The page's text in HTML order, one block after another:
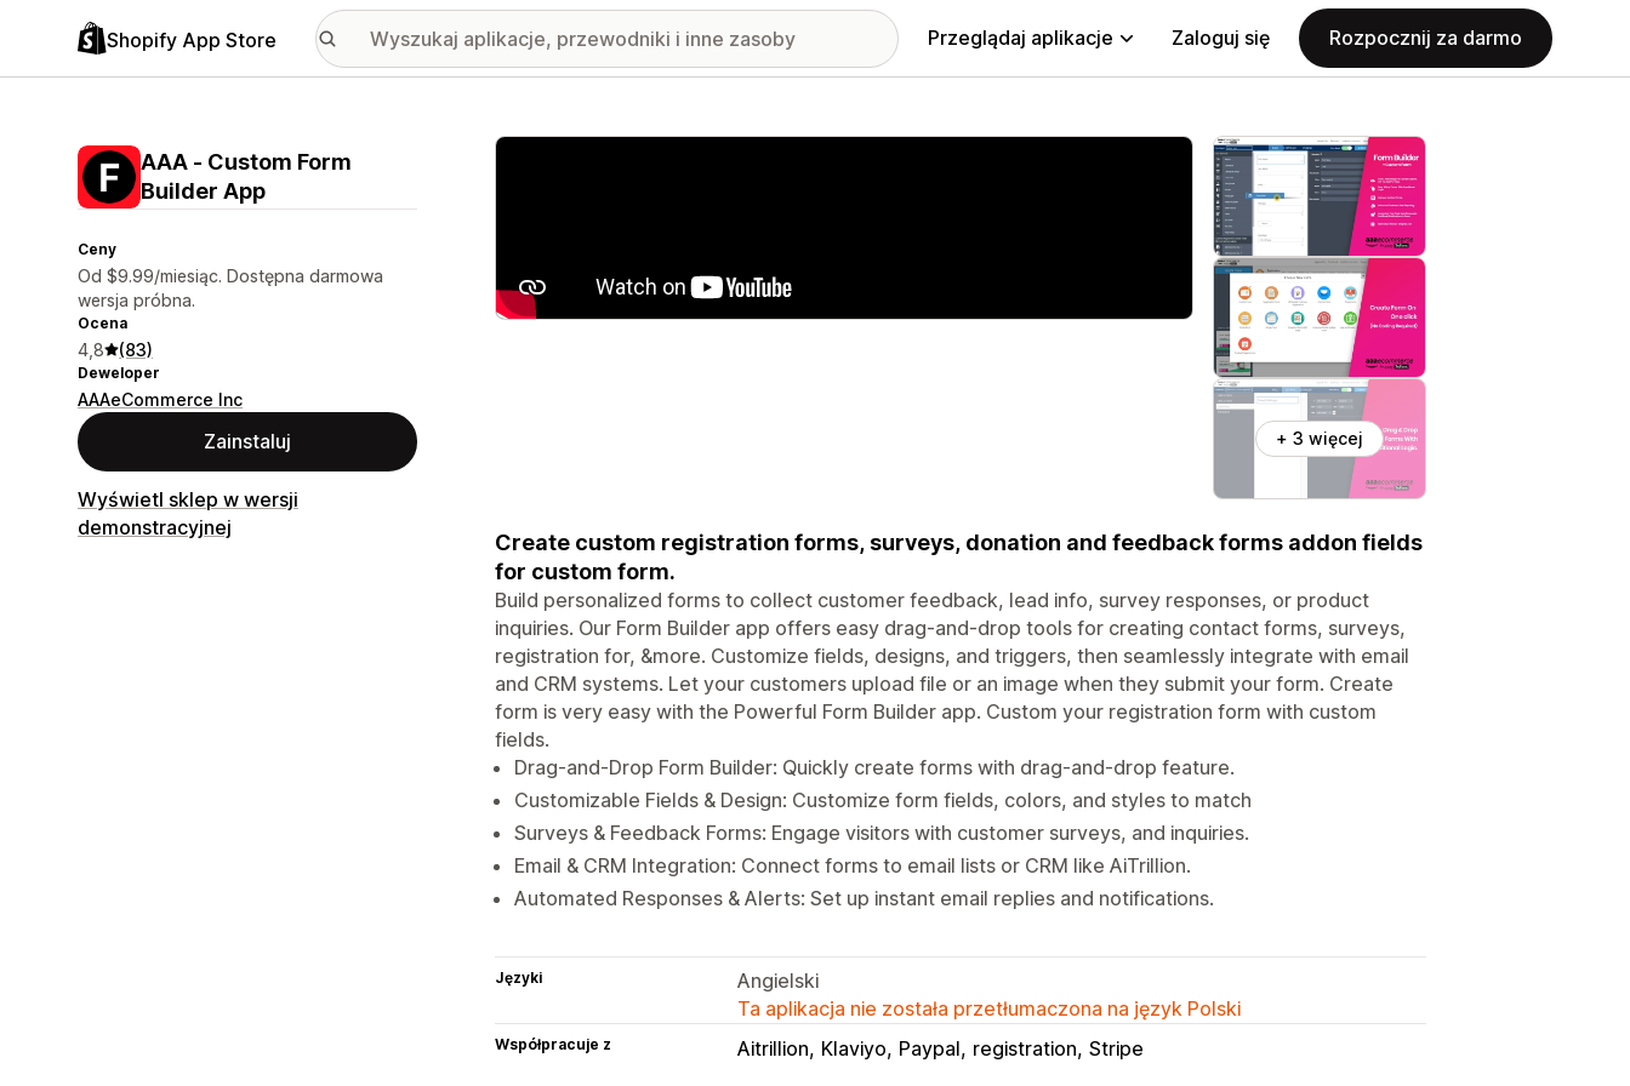
Shopify App Store Przeglądaj aplikacje Zaloguj się Rozpocznij za darmo
AAA ‑ Custom Form
Builder App
Ceny
Od $9.99/miesiąc. Dostępna darmowa
wersja próbna.
Ocena
4,8 (83)
Deweloper
AAAeCommerce Inc
Zainstaluj
Wyświetl sklep w wersji
demonstracyjnej
Wyróżnione obrazy w galerii
+ 3 więcej
Create custom registration forms, surveys, donation and feedback forms addon fields
for custom form.
Build personalized forms to collect customer feedback, lead info, survey responses, or product
inquiries. Our Form Builder app offers easy drag-and-drop tools for creating contact forms, surveys,
registration for, &more. Customize fields, designs, and triggers, then seamlessly integrate with email
and CRM systems. Let your customers upload file or an image when they submit your form. Create
form is very easy with the Powerful Form Builder app. Custom your registration form with custom
fields.
Drag-and-Drop Form Builder: Quickly create forms with drag-and-drop feature.
Customizable Fields & Design: Customize form fields, colors, and styles to match
Surveys & Feedback Forms: Engage visitors with customer surveys, and inquiries.
Email & CRM Integration: Connect forms to email lists or CRM like AiTrillion.
Automated Responses & Alerts: Set up instant email replies and notifications.
Języki
Angielski
Ta aplikacja nie została przetłumaczona na język Polski
Współpracuje z Aitrillion Klaviyo Paypal registration Stripe